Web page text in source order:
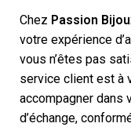
Chez Passion
votre expérience
vous n’êtes pas
service client est à
accompagner dans
d’échange,